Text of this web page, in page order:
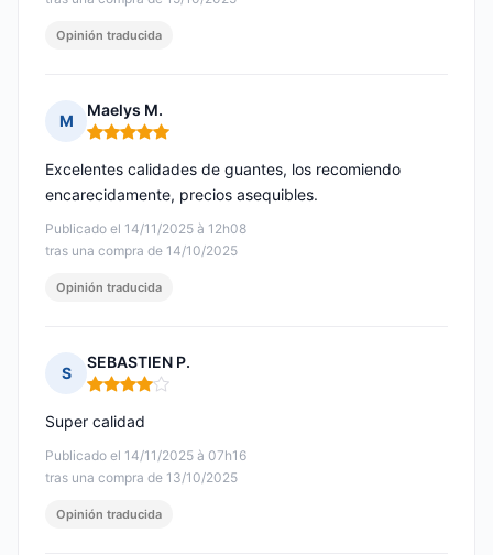
Opinión traducida
M
Maelys M.
Nota: 5 de 5
Publicado el 14/11/2025 à 12h08
tras una compra de 14/10/2025
Excelentes calidades de guantes, los recomiendo
encarecidamente, precios asequibles.
Opinión traducida
S
SEBASTIEN P.
Nota: 4 de 5
Publicado el 14/11/2025 à 07h16
tras una compra de 13/10/2025
Super calidad
Opinión traducida